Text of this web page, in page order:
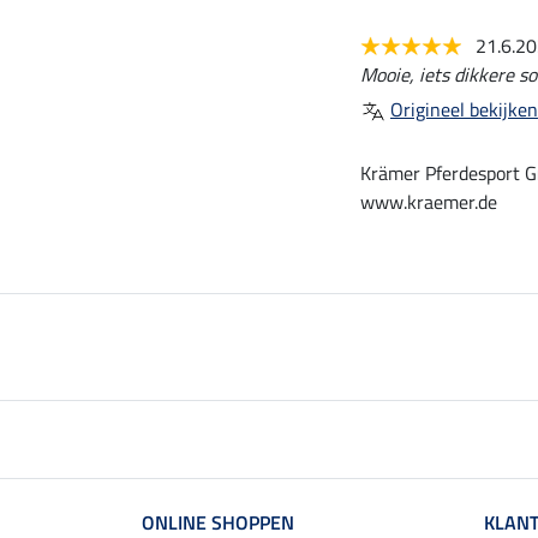
Mooie, iets dikkere
Origineel bekijken
Krämer Pferdesport
www.kraemer.de
ONLINE SHOPPEN